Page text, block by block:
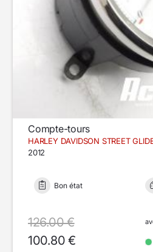
Compte-tours
HARLEY DAVIDSON STREET
2012
Bon état
126.00 €
100.80 €